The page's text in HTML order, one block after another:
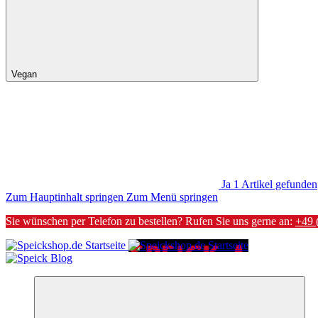
Vegan
Ja 1 Artikel gefunden
Zum Hauptinhalt springen Zum Menü springen
Sie wünschen per Telefon zu bestellen? Rufen Sie uns gerne an: +49